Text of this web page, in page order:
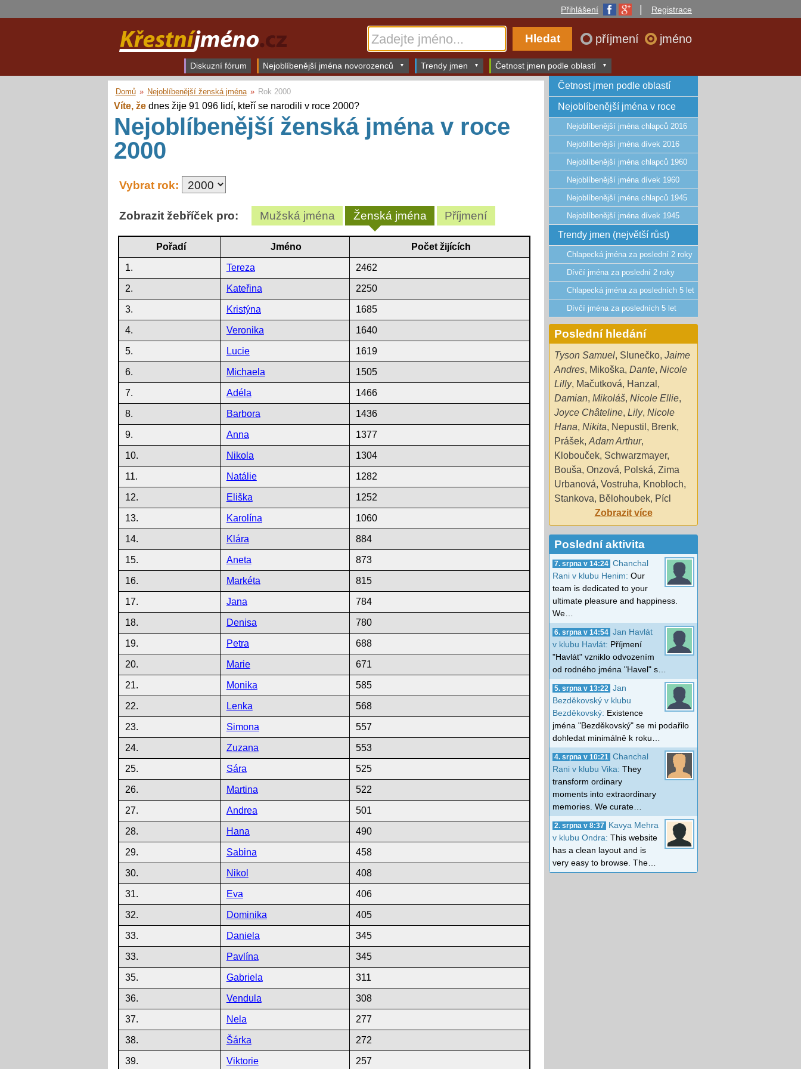
Přihlášení Registrace
příjmení jméno
Diskuzní fórum Nejoblíbenější jména novorozenců Trendy jmen Četnost jmen podle oblastí
Domů » Nejoblíbenější ženská jména » Rok 2000
Víte, žednes žije 91 096 lidí, kteří se narodili v roce 2000?
Nejoblíbenější ženská jména v roce
2000
Vybrat rok:
Zobrazit žebříček pro: Mužská jména Ženská jména Příjmení
Pořadí Jméno Počet žijících
1. Tereza 2462
2. Kateřina 2250
3. Kristýna 1685
4. Veronika 1640
5. Lucie 1619
6. Michaela 1505
7. Adéla 1466
8. Barbora 1436
9. Anna 1377
10. Nikola 1304
11. Natálie 1282
12. Eliška 1252
13. Karolína 1060
14. Klára 884
15. Aneta 873
16. Markéta 815
17. Jana 784
18. Denisa 780
19. Petra 688
20. Marie 671
21. Monika 585
22. Lenka 568
23. Simona 557
24. Zuzana 553
25. Sára 525
26. Martina 522
27. Andrea 501
28. Hana 490
29. Sabina 458
30. Nikol 408
31. Eva 406
32. Dominika 405
33. Daniela 345
33. Pavlína 345
35. Gabriela 311
36. Vendula 308
37. Nela 277
38. Šárka 272
39. Viktorie 257
Četnost jmen podle oblastí
Nejoblíbenější jména v roce
Nejoblíbenější jména chlapců 2016
Nejoblíbenější jména dívek 2016
Nejoblíbenější jména chlapců 1960
Nejoblíbenější jména dívek 1960
Nejoblíbenější jména chlapců 1945
Nejoblíbenější jména dívek 1945
Trendy jmen (největší růst)
Chlapecká jména za poslední 2 roky
Dívčí jména za poslední 2 roky
Chlapecká jména za posledních 5 let
Dívčí jména za posledních 5 let
Poslední hledání
Tyson Samuel, Slunečko, Jaime
Andres, Mikoška, Dante, Nicole
Lilly, Mačutková, Hanzal ,
Damian, Mikoláš, Nicole Ellie,
Joyce Châteline, Lily, Nicole
Hana, Nikita, Nepustil , Brenk,
Prášek, Adam Arthur,
Klobouček, Schwarzmayer,
Bouša, Onzová, Polská, Zima
Urbanová, Vostruha, Knobloch,
Stankova, Bělohoubek, Pícl
Zobrazit více
Poslední aktivita
7. srpna v 14:24 Chanchal
Rani v klubu Henim: Our
team is dedicated to your
ultimate pleasure and happiness.
We…
6. srpna v 14:54 Jan Havlát
v klubu Havlát: Příjmení
"Havlát" vzniklo odvozením
od rodného jména "Havel" s…
5. srpna v 13:22
Jan
Bezděkovský v klubu
Bezděkovský: Existence
jména "Bezděkovský" se mi podařilo
dohledat minimálně k roku…
4. srpna v 10:21
Chanchal
Rani v klubu Vika: They
transform ordinary
moments into extraordinary
memories. We curate…
2. srpna v 8:37
Kavya Mehra
v klubu Ondra: This website
has a clean layout and is
very easy to browse. The…